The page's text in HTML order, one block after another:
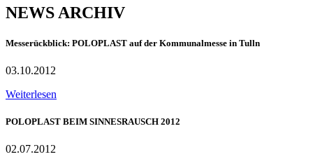
NEWS ARCHIV
Messerückblick: POLOPLAST auf der Kommunalmesse in Tulln
03.10.2012
Weiterlesen
POLOPLAST BEIM SINNESRAUSCH 2012
02.07.2012